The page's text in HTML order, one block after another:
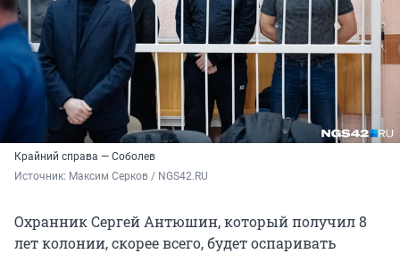
Крайний справа — Соболев
Источник: Максим Серков / NGS42.RU
Охранник Сергей Антюшин, который получил 8
лет колонии, скорее всего, будет оспаривать